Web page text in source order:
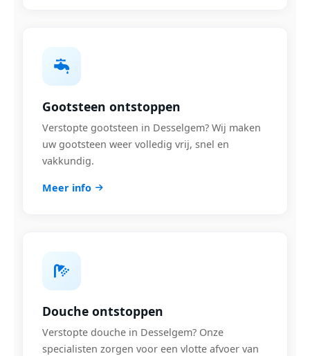
Gootsteen ontstoppen
Verstopte gootsteen in Desselgem? Wij maken
uw gootsteen weer volledig vrij, snel en
vakkundig.
Meer info
Douche ontstoppen
Verstopte douche in Desselgem? Onze
specialisten zorgen voor een vlotte afvoer van